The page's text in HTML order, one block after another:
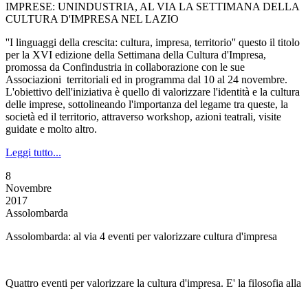
IMPRESE: UNINDUSTRIA, AL VIA LA SETTIMANA DELLA
CULTURA D'IMPRESA NEL LAZIO
''I linguaggi della crescita: cultura, impresa, territorio'' questo il titolo
per la XVI edizione della Settimana della Cultura d'Impresa,
promossa da Confindustria in collaborazione con le sue
Associazioni territoriali ed in programma dal 10 al 24 novembre.
L'obiettivo dell'iniziativa è quello di valorizzare l'identità e la cultura
delle imprese, sottolineando l'importanza del legame tra queste, la
società ed il territorio, attraverso workshop, azioni teatrali, visite
guidate e molto altro.
Leggi tutto...
8
Novembre
2017
Assolombarda
Assolombarda: al via 4 eventi per valorizzare cultura d'impresa
Quattro eventi per valorizzare la cultura d'impresa. E' la filosofia alla